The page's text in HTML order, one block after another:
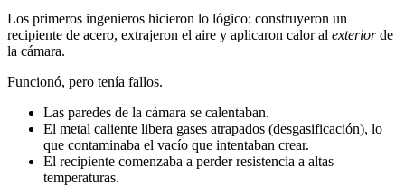
Los primeros ingenieros hicieron lo lógico: construyeron un
recipiente de acero, extrajeron el aire y aplicaron calor al exteriorde
la cámara.
Funcionó, pero tenía fallos.
Las paredes de la cámara se calentaban.
El metal caliente libera gases atrapados (desgasificación), lo
que contaminaba el vacío que intentaban crear.
El recipiente comenzaba a perder resistencia a altas
temperaturas.